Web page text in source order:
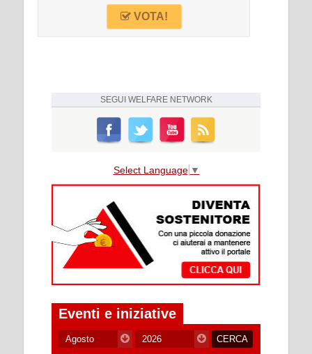
VOTA!
SEGUI WELFARE NETWORK
Select Language ▼
Eventi e iniziative